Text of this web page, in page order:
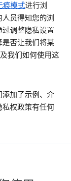
痕模式进行浏
员得知您的浏
调整隐私设置
是否让我们将某
我们如何使用这
添加了示例、介
私权政策有任何